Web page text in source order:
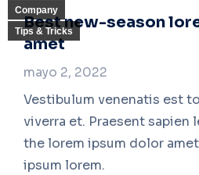
Company
Tips & Tricks
Best new-season
amet
mayo 2, 2022
Vestibulum venenatis est
viverra et. Praesent
the lorem ipsum dolor
ipsum lorem.